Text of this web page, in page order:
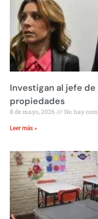
Investigan al jefe
propiedades
8 de mayo, 2026 No hay
Leer más »